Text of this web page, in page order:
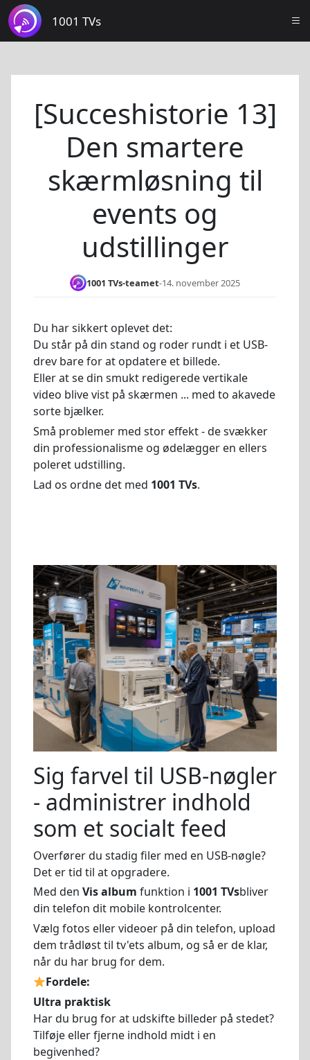
1001 TVs
[Succeshistorie 13]
Den smartere
skærmløsning til
events og
udstillinger
1001 TVs-teamet-14. november 2025
Du har sikkert oplevet det:
Du står på din stand og roder rundt i et USB-
drev bare for at opdatere et billede.
Eller at se din smukt redigerede vertikale
video blive vist på skærmen ... med to akavede
sorte bjælker.
Små problemer med stor effekt - de svækker
din professionalisme og ødelægger en ellers
poleret udstilling.
Lad os ordne det med 1001 TVs.
Sig farvel til USB-nøgler
- administrer indhold
som et socialt feed
Overfører du stadig filer med en USB-nøgle?
Det er tid til at opgradere.
Med den Vis album funktion i 1001 TVsbliver
din telefon dit mobile kontrolcenter.
Vælg fotos eller videoer på din telefon, upload
dem trådløst til tv'ets album, og så er de klar,
når du har brug for dem.
Fordele:
Ultra praktisk
Har du brug for at udskifte billeder på stedet?
Tilføje eller fjerne indhold midt i en
begivenhed?